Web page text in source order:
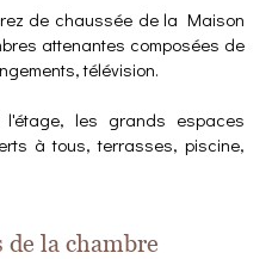
de chaussée de la Maison
attenantes composées de
télévision.
les grands espaces
à tous, terrasses, piscine,
la chambre